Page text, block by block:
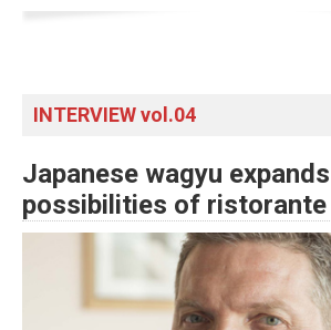
INTERVIEW vol.04
Japanese wagyu
possibilities of ristorante